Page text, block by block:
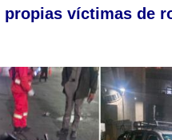
propias víctimas de